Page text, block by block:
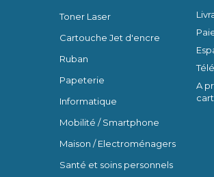
Toner Laser
Cartouche Jet d'encre
Ruban
Papeterie
Informatique
Mobilité / Smartphone
Maison / Electroménagers
Santé et soins personnels
A